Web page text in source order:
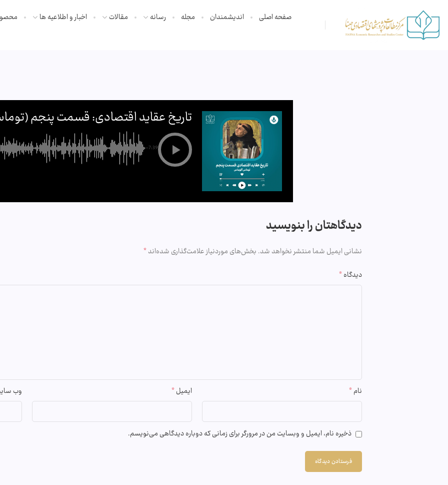
صفحه اصلی اندیشمندان مجله رسانه مقالات اخبار و اطلاعیه ها
تاریخ عقاید اقتصادی: قسمت پنجم
-7:39
دیدگاهتان را بنویسید
نشانی ایمیل شما منتشر نخواهد شد.بخش‌های موردنیاز علامت‌گذاری شده‌اند*
دیدگاه*
نام* ایمیل* وب‌
ذخیره نام، ایمیل و وبسایت من در مرورگر برای زمانی که دوباره دیدگاهی می‌نویسم.